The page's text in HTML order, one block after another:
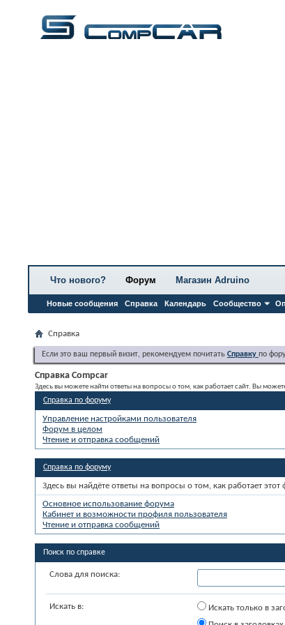
Что нового? Форум
Новые сообщения Справка Календарь Сообщество
Магазин Adruino
Справка
Если это ваш первый визит, рекомендуем почитать Справку по
Справка Compcar
Здесь вы можете найти ответы на вопросы о том, как работает сайт. Вы
Справка по форуму
Управление настройками пользователя
Форум в целом
Чтение и отправка сообщений
Справка по форуму
Здесь вы найдёте ответы на вопросы о том, как работает
Основное использование форума
Кабинет и возможности профиля пользователя
Чтение и отправка сообщений
Поиск по справке
Слова для поиска:
Искать в:
Искать только в